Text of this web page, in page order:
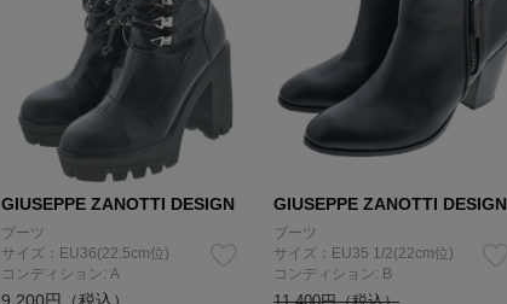
GIUSEPPE ZANOTTI DESIGN
ブーツ
サイズ：EU36(22.5cm位)
コンディション: A
GIUSEPPE ZANOTTI DESIGN
ブーツ
サイズ：EU35 1/2(22cm位)
コンディション: B